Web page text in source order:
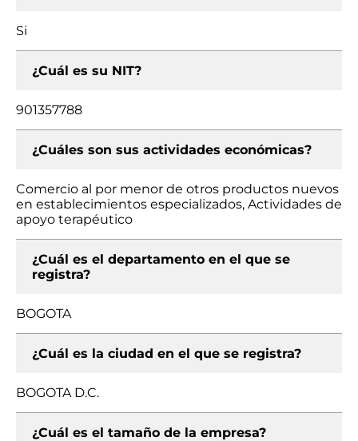
Si
¿Cuál es su NIT?
901357788
¿Cuáles son sus actividades económicas?
Comercio al por menor de otros productos nuevos
en establecimientos especializados, Actividades de
apoyo terapéutico
¿Cuál es el departamento en el que se
registra?
BOGOTA
¿Cuál es la ciudad en el que se registra?
BOGOTA D.C.
¿Cuál es el tamaño de la empresa?